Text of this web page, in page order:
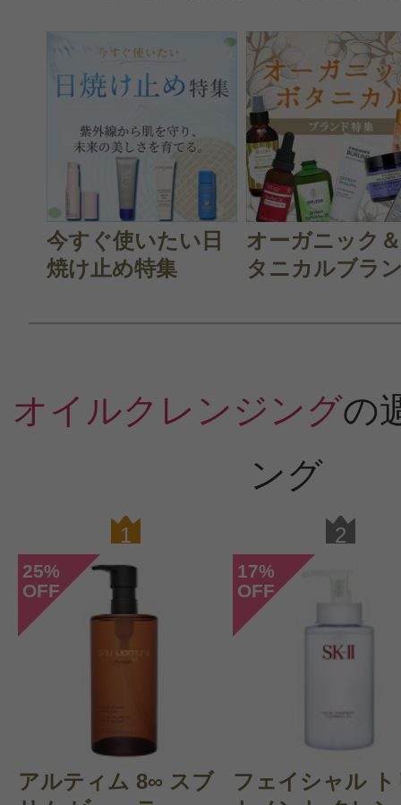
今すぐ使いたい日
焼け止め特集
オーガニック
タニカルブラ
オイルクレンジングの
ング
1
25%
OFF
アルティム 8∞ スブ
2
17%
OFF
フェイシャル ト